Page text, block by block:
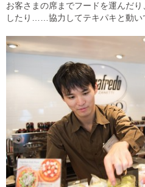
お客さまの席までフードを運んだ
したり……協力してテキパキと動